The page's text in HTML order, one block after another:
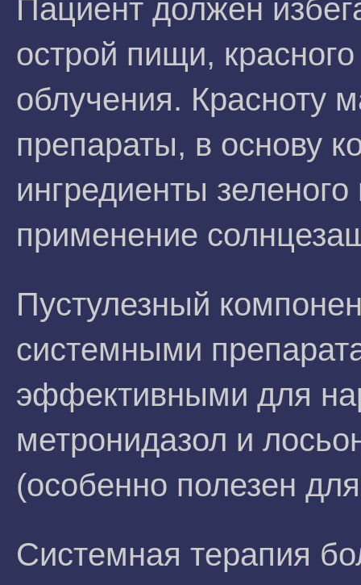
Пациент должен
острой пищи,
облучения. Красноту
препараты, в основу
ингредиенты
применение
Пустулезный
системными
эффективными для
метронидазол и
(особенно полезен
Системная терапия